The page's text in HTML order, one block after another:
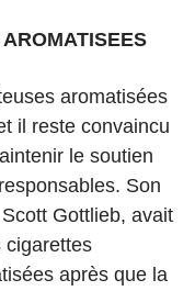
aromatisées
il reste convaincu
le soutien
Son
Gottlieb, avait
cigarettes
après que la